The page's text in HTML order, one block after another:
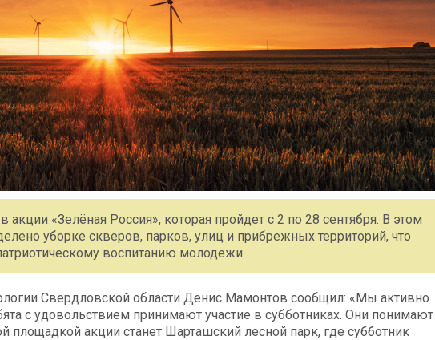
акции «Зелёная Россия», которая пройдет с 2 по 28 сентября. В этом
уборке скверов, парков, улиц и прибрежных территорий, что
воспитанию молодежи.
Свердловской области Денис Мамонтов сообщил: «Мы активно
с удовольствием принимают участие в субботниках. Они понимают
площадкой акции станет Шарташский лесной парк, где субботник